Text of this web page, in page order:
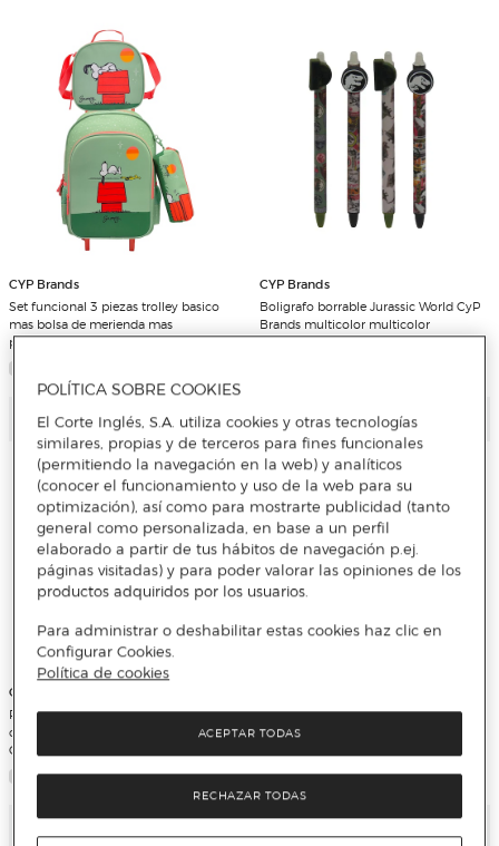
CYP Brands
Set funcional 3 piezas trolley basico
mas bolsa de merienda mas
portatodo cilindrico Snoopy CyP
Brands verde multicolor
Añadir
CYP Brands
Boligrafo borrable Jurassic World CyP
Brands multicolor multicolor
Añadir
CYP Brands
Portatodo triple con cinco
compartimentos Pokémon Battle
CyP Brands negro multicolor
Mochila 30 cm Eva ·D Superman &
Krypto CyP Bransd azul rojo
POLÍTICA SOBRE COOKIES
El Corte Inglés, S.A. utiliza cookies y otras tecnologías
similares, propias y de terceros para fines funcionales
(permitiendo la navegación en la web) y analíticos
(conocer el funcionamiento y uso de la web para su
optimización), así como para mostrarte publicidad (tanto
general como personalizada, en base a un perfil
elaborado a partir de tus hábitos de navegación p.ej.
páginas visitadas) y para poder valorar las opiniones de los
productos adquiridos por los usuarios.
Para administrar o deshabilitar estas cookies haz clic en
Configurar Cookies.
Política de cookies
RECHAZAR TODAS
ACEPTAR TODAS